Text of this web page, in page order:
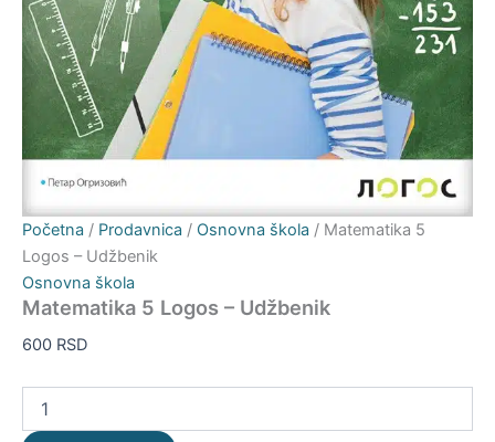
Početna / Prodavnica / Osnovna škola / Matematika 5
Logos – Udžbenik
Osnovna škola
Matematika 5 Logos – Udžbenik
600 RSD